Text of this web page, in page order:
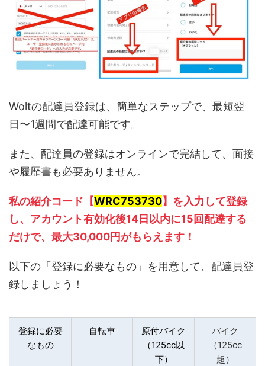
Woltの配達員登録は、簡単なステップで、最短翌
日〜1週間で配達可能です。
また、配達員の登録はオンラインで完結して、面接
や履歴書も必要ありません。
私の紹介コード【WRC753730】を入力して登録
し、アカウント有効化後14日以内に15回配達する
だけで、最大30,000円がもらえます！
以下の「登録に必要なもの」を用意して、配達員登
録しましょう！
登録に必要
なもの
自転車
原付バイク
（125cc以
下）
バイク
（125cc
超）